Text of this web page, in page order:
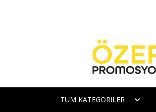
TÜM KATEGORILER